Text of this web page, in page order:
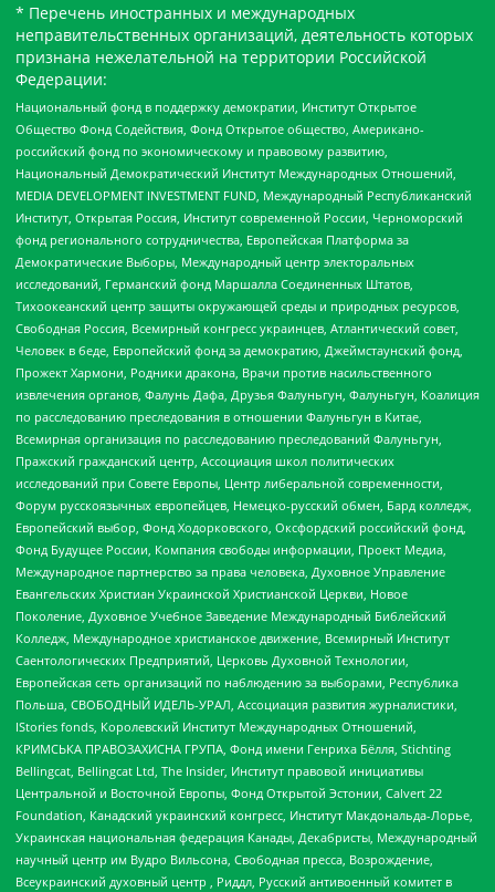
* Перечень иностранных и международных
неправительственных организаций, деятельность которых
признана нежелательной на территории Российской
Федерации:
Национальный фонд в поддержку демократии, Институт Открытое
Общество Фонд Содействия, Фонд Открытое общество, Американо-
российский фонд по экономическому и правовому развитию,
Национальный Демократический Институт Международных Отношений,
MEDIA DEVELOPMENT INVESTMENT FUND, Международный Республиканский
Институт, Открытая Россия, Институт современной России, Черноморский
фонд регионального сотрудничества, Европейская Платформа за
Демократические Выборы, Международный центр электоральных
исследований, Германский фонд Маршалла Соединенных Штатов,
Тихоокеанский центр защиты окружающей среды и природных ресурсов,
Свободная Россия, Всемирный конгресс украинцев, Атлантический совет,
Человек в беде, Европейский фонд за демократию, Джеймстаунский фонд,
Прожект Хармони, Родники дракона, Врачи против насильственного
извлечения органов, Фалунь Дафа, Друзья Фалуньгун, Фалуньгун, Коалиция
по расследованию преследования в отношении Фалуньгун в Китае,
Всемирная организация по расследованию преследований Фалуньгун,
Пражский гражданский центр, Ассоциация школ политических
исследований при Совете Европы, Центр либеральной современности,
Форум русскоязычных европейцев, Немецко-русский обмен, Бард колледж,
Европейский выбор, Фонд Ходорковского, Оксфордский российский фонд,
Фонд Будущее России, Компания свободы информации, Проект Медиа,
Международное партнерство за права человека, Духовное Управление
Евангельских Христиан Украинской Христианской Церкви, Новое
Поколение, Духовное Учебное Заведение Международный Библейский
Колледж, Международное христианское движение, Всемирный Институт
Саентологических Предприятий, Церковь Духовной Технологии,
Европейская сеть организаций по наблюдению за выборами, Республика
Польша, СВОБОДНЫЙ ИДЕЛЬ-УРАЛ, Ассоциация развития журналистики,
IStories fonds, Королевский Институт Международных Отношений,
КРИМСЬКА ПРАВОЗАХИСНА ГРУПА, Фонд имени Генриха Бёлля, Stichting
Bellingcat, Bellingcat Ltd, The Insider, Институт правовой инициативы
Центральной и Восточной Европы, Фонд Открытой Эстонии, Calvert 22
Foundation, Канадский украинский конгресс, Институт Макдональда-Лорье,
Украинская национальная федерация Канады, Декабристы, Международный
научный центр им Вудро Вильсона, Свободная пресса, Возрождение,
Всеукраинский духовный центр , Риддл, Русский антивоенный комитет в